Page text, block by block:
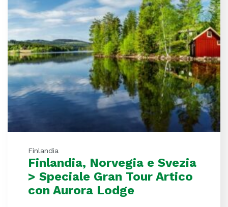
Finlandia
Finlandia, Norvegia e Svezia
> Speciale Gran Tour Artico
con Aurora Lodge